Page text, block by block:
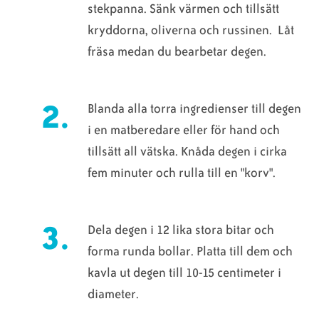
stekpanna. Sänk värmen och tillsätt
kryddorna, oliverna och russinen. Låt
fräsa medan du bearbetar degen.
Blanda alla torra ingredienser till degen
i en matberedare eller för hand och
tillsätt all vätska. Knåda degen i cirka
fem minuter och rulla till en "korv".
Dela degen i 12 lika stora bitar och
forma runda bollar. Platta till dem och
kavla ut degen till 10-15 centimeter i
diameter.